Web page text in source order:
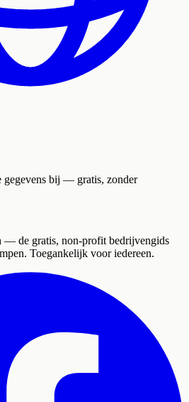
gegevens bij — gratis, zonder
— de gratis, non-profit bedrijvengids
Toegankelijk voor iedereen.